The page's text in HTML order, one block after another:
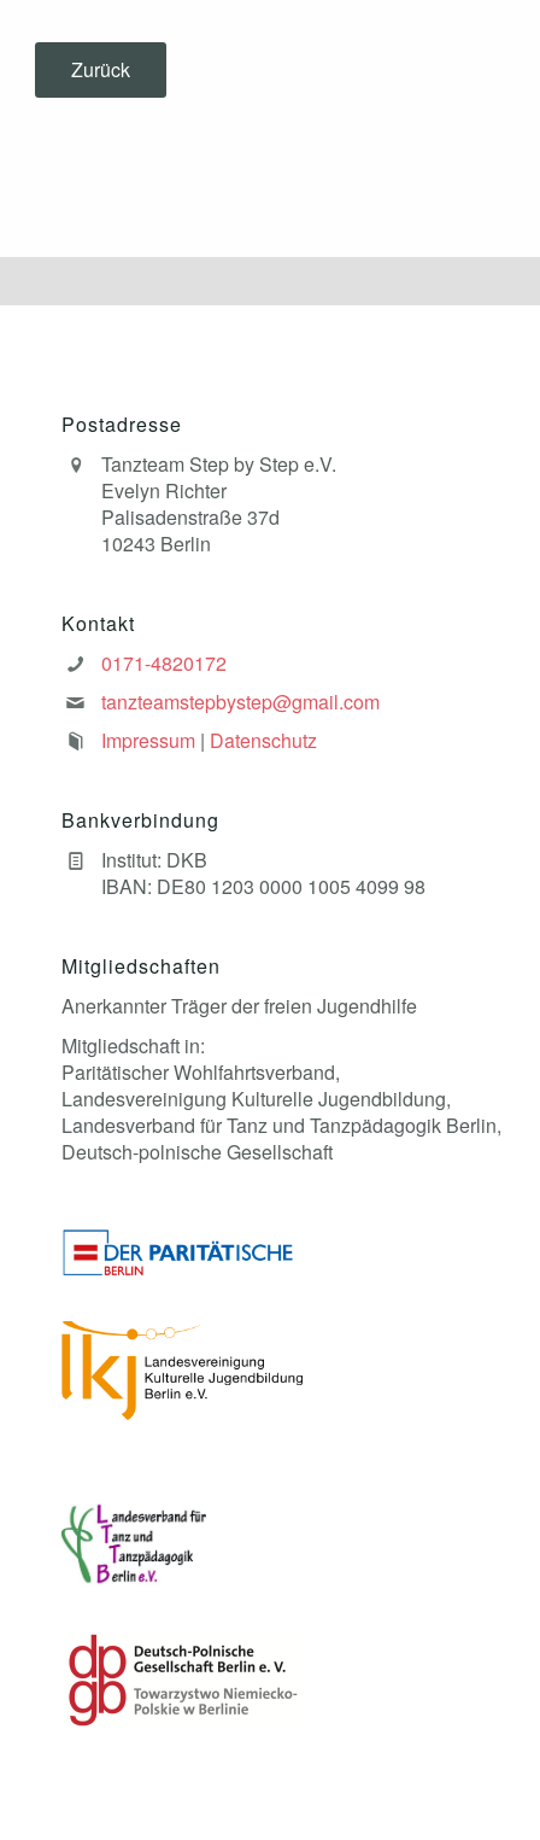
Zurück
Postadresse
Tanzteam Step by Step e.V.
Evelyn Richter
Palisadenstraße 37d
10243 Berlin
Kontakt
0171-4820172
tanzteamstepbystep@gmail.com
Impressum | Datenschutz
Bankverbindung
Institut: DKB
IBAN: DE80 1203 0000 1005 4099 98
Mitgliedschaften
Anerkannter Träger der freien Jugendhilfe
Mitgliedschaft in:
Paritätischer Wohlfahrtsverband,
Landesvereinigung Kulturelle Jugendbildung,
Landesverband für Tanz und Tanzpädagogik Berlin,
Deutsch-polnische Gesellschaft